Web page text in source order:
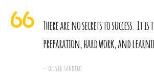
There are no secrets to success. It
preparation, hard work, and
– OLIVER SANDERO